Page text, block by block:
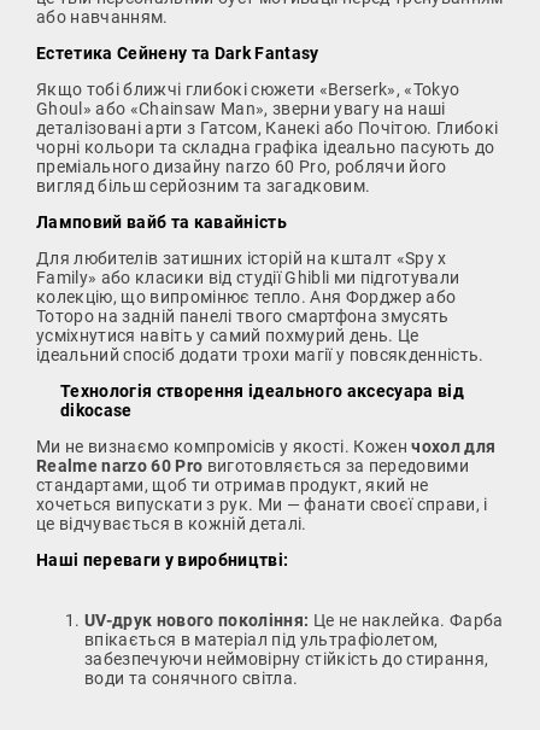
або навчанням.
Естетика Сейнену та Dark Fantasy
Якщо тобі ближчі глибокі сюжети «Berserk», «Tokyo
Ghoul» або «Chainsaw Man», зверни увагу на наші
деталізовані арти з Гатсом, Канекі або Почітою. Глибокі
чорні кольори та складна графіка ідеально пасують до
преміального дизайну narzo 60 Pro, роблячи його
вигляд більш серйозним та загадковим.
Ламповий вайб та кавайність
Для любителів затишних історій на кшталт «Spy x
Family» або класики від студії Ghibli ми підготували
колекцію, що випромінює тепло. Аня Форджер або
Тоторо на задній панелі твого смартфона змусять
усміхнутися навіть у самий похмурий день. Це
ідеальний спосіб додати трохи магії у повсякденність.
Технологія створення ідеального аксесуара від
dikocase
Ми не визнаємо компромісів у якості. Коженчохол для
Realme narzo 60 Pro виготовляється за передовими
стандартами, щоб ти отримав продукт, який не
хочеться випускати з рук. Ми — фанати своєї справи, і
це відчувається в кожній деталі.
Наші переваги у виробництві:
UV-друк нового покоління: Це не наклейка. Фарба
впікається в матеріал під ультрафіолетом,
забезпечуючи неймовірну стійкість до стирання,
води та сонячного світла.